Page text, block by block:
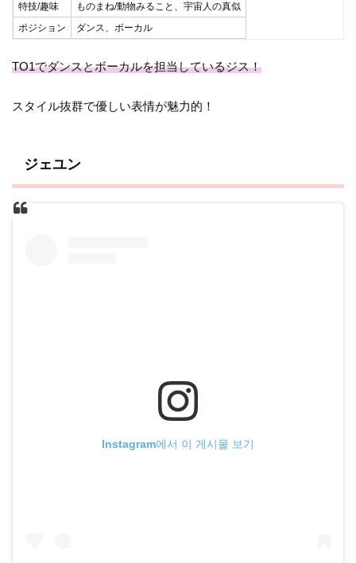
特技/趣味
ものまね/動物みること、宇宙人の真似
ポジション
ダンス、ボーカル
TO1でダンスとボーカルを担当しているジス！
スタイル抜群で優しい表情が魅力的！
ジェユン
Instagram에서 이 게시물 보기